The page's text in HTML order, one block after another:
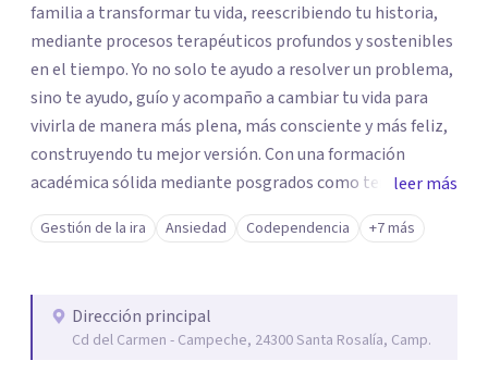
familia a transformar tu vida, reescribiendo tu historia,
mediante procesos terapéuticos profundos y sostenibles
en el tiempo. Yo no solo te ayudo a resolver un problema,
sino te ayudo, guío y acompaño a cambiar tu vida para
vivirla de manera más plena, más consciente y más feliz,
construyendo tu mejor versión. Con una formación
académica sólida mediante posgrados como terapeuta
breve, familiar e infantil, así como con respaldo
profesional y experiencia clínica de más de 26 años y
auténtica y comunicación clara y directa para darte
seguridad emocional y una dirección firme de tu proceso
de cambio.
leer más
Gestión de la ira Ansiedad Codependencia +7 más
Dirección principal
Cd del Carmen - Campeche, 24300 Santa Rosalía, Camp.